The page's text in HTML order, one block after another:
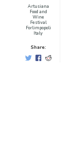
Artusiana
Food and
Wine
Festival
Forlimpopoli
Italy
Share: